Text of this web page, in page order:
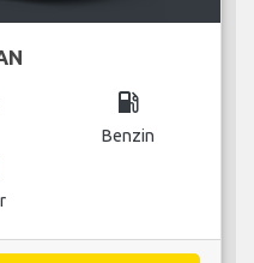
local_gas_station
Benzin